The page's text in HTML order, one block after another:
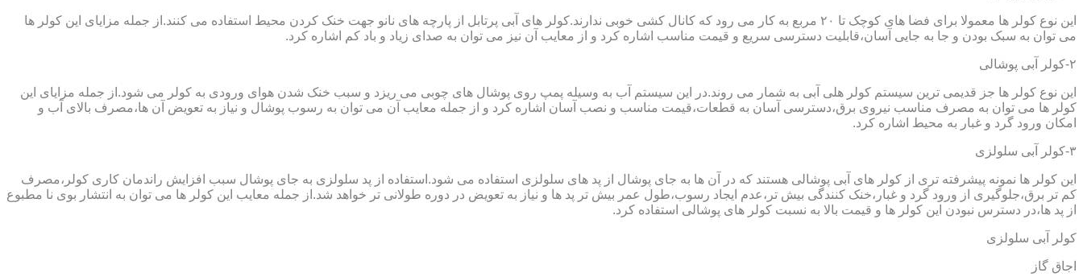
این نوع کولر ها معمولا برای فضا های کوچک تا ۲۰ مربع به کار می رود که کانال کشی خوبی ندارند.کولر های آبی پرتابل از پارچه های نانو جهت خنک کردن محیط استفاده می کنند.از جمله مزایای این کولر ها
می توان به سبک بودن و جا به جایی آسان،قابلیت دسترسی سریع و قیمت مناسب اشاره کرد و از معایب آن نیز می توان به صدای زیاد و باد کم اشاره کرد.
۲-کولر آبی پوشالی
این نوع کولر ها جز قدیمی ترین سیستم کولر هلی آبی به شمار می روند.در این سیستم آب به وسیله پمپ روی پوشال های چوبی می ریزد و سبب خنک شدن هوای ورودی به کولر می شود.از جمله مزایای این
کولر ها می توان به مصرف مناسب نیروی برق،دسترسی آسان به قطعات،قیمت مناسب و نصب آسان اشاره کرد و از جمله معایب آن می توان به رسوب پوشال و نیاز به تعویض آن ها،مصرف بالای آب و
امکان ورود گرد و غبار به محیط اشاره کرد.
۳-کولر آبی سلولزی
این کولر ها نمونه پیشرفته تری از کولر های آبی پوشالی هستند که در آن ها به جای پوشال از پد های سلولزی استفاده می شود.استفاده از پد سلولزی به جای پوشال سبب افزایش راندمان کاری کولر،مصرف
کم تر برق،جلوگیری از ورود گرد و غبار،خنک کنندگی بیش تر،عدم ایجاد رسوب،طول عمر بیش تر پد ها و نیاز به تعویض در دوره طولانی تر خواهد شد.از جمله معایب این کولر ها می توان به انتشار بوی نا مطبوع
از پد ها،در دسترس نبودن این کولر ها و قیمت بالا به نسبت کولر های پوشالی استفاده کرد.
کولر آبی سلولزی
اجاق گاز